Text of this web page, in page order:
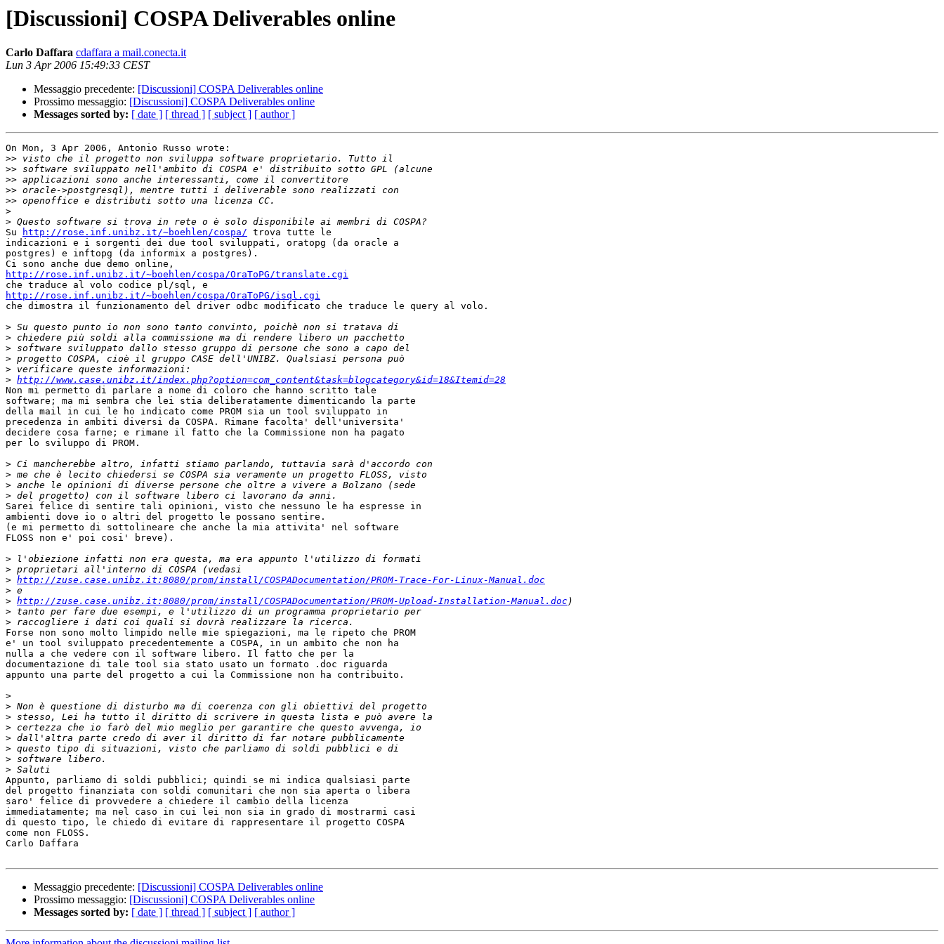
[Discussioni] COSPA Deliverables online
Carlo Daffara cdaffara a mail.conecta.it
Lun 3 Apr 2006 15:49:33 CEST
Messaggio precedente: [Discussioni] COSPA Deliverables online
Prossimo messaggio: [Discussioni] COSPA Deliverables online
Messages sorted by: [ date ] [ thread ] [ subject ] [ author ]
On Mon, 3 Apr 2006, Antonio Russo wrote:
>>
>>
>>
>>
>>
>
>
Su
http://rose.inf.unibz.it/~boehlen/cospa/ trova tutte le
indicazioni e i sorgenti dei due tool sviluppati, oratopg (da oracle a
postgres) e inftopg (da informix a postgres).
http://rose.inf.unibz.it/~boehlen/cospa/OraToPG/translate.cgi
http://rose.inf.unibz.it/~boehlen/cospa/OraToPG/isql.cgi
che dimostra il funzionamento del driver odbc modificato che traduce le query al volo.
>
>
>
>
>
> http://www.case.unibz.it/index.php?option=com_content&task=blogcategory&id=18&Itemid=28
Non mi permetto di parlare a nome di coloro che hanno scritto tale
software; ma mi sembra che lei stia deliberatamente dimenticando la parte
della mail in cui le ho indicato come PROM sia un tool sviluppato in
precedenza in ambiti diversi da COSPA. Rimane facolta' dell'universita'
decidere cosa farne; e rimane il fatto che la Commissione non ha pagato
per lo sviluppo di PROM.
>
>
>
>
Sarei felice di sentire tali opinioni, visto che nessuno le ha espresse in
ambienti dove io o altri del progetto le possano sentire.
(e mi permetto di sottolineare che anche la mia attivita' nel software
FLOSS non e' poi cosi' breve).
>
>
> http://zuse.case.unibz.it:8080/prom/install/COSPADocumentation/PROM-Trace-For-Linux-Manual.doc
>
> http://zuse.case.unibz.it:8080/prom/install/COSPADocumentation/PROM-Upload-Installation-Manual.doc
>
>
Forse non sono molto limpido nelle mie spiegazioni, ma le ripeto che PROM
e' un tool sviluppato precedentemente a COSPA, in un ambito che non ha
nulla a che vedere con il software libero. Il fatto che per la
documentazione di tale tool sia stato usato un formato .doc riguarda
appunto una parte del progetto a cui la Commissione non ha contribuito.
>
>
>
>
>
>
>
>
Appunto, parliamo di soldi pubblici; quindi se mi indica qualsiasi parte
del progetto finanziata con soldi comunitari che non sia aperta o libera
saro' felice di provvedere a chiedere il cambio della licenza
immediatamente; ma nel caso in cui lei non sia in grado di mostrarmi casi
di questo tipo, le chiedo di evitare di rappresentare il progetto COSPA
come non FLOSS.
Carlo Daffara
Messaggio precedente: [Discussioni] COSPA Deliverables online
Prossimo messaggio: [Discussioni] COSPA Deliverables online
Messages sorted by: [ date ] [ thread ] [ subject ] [ author ]